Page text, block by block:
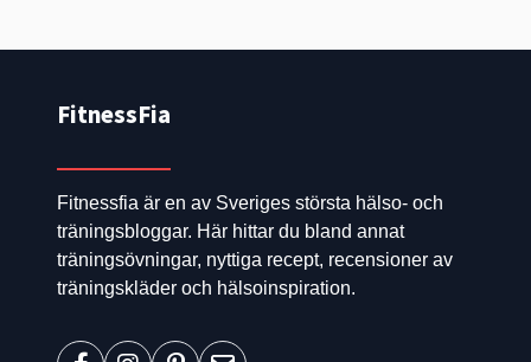
FitnessFia
Fitnessfia är en av Sveriges största hälso- och
träningsbloggar. Här hittar du bland annat
träningsövningar, nyttiga recept, recensioner av
träningskläder och hälsoinspiration.